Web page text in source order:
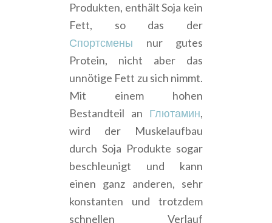
Produkten, enthält Soja kein
Fett, so das der
Спортсмены nur gutes
Protein, nicht aber das
unnötige Fett zu sich nimmt.
Mit einem hohen
Bestandteil an Глютамин,
wird der Muskelaufbau
durch Soja Produkte sogar
beschleunigt und kann
einen ganz anderen, sehr
konstanten und trotzdem
schnellen Verlauf